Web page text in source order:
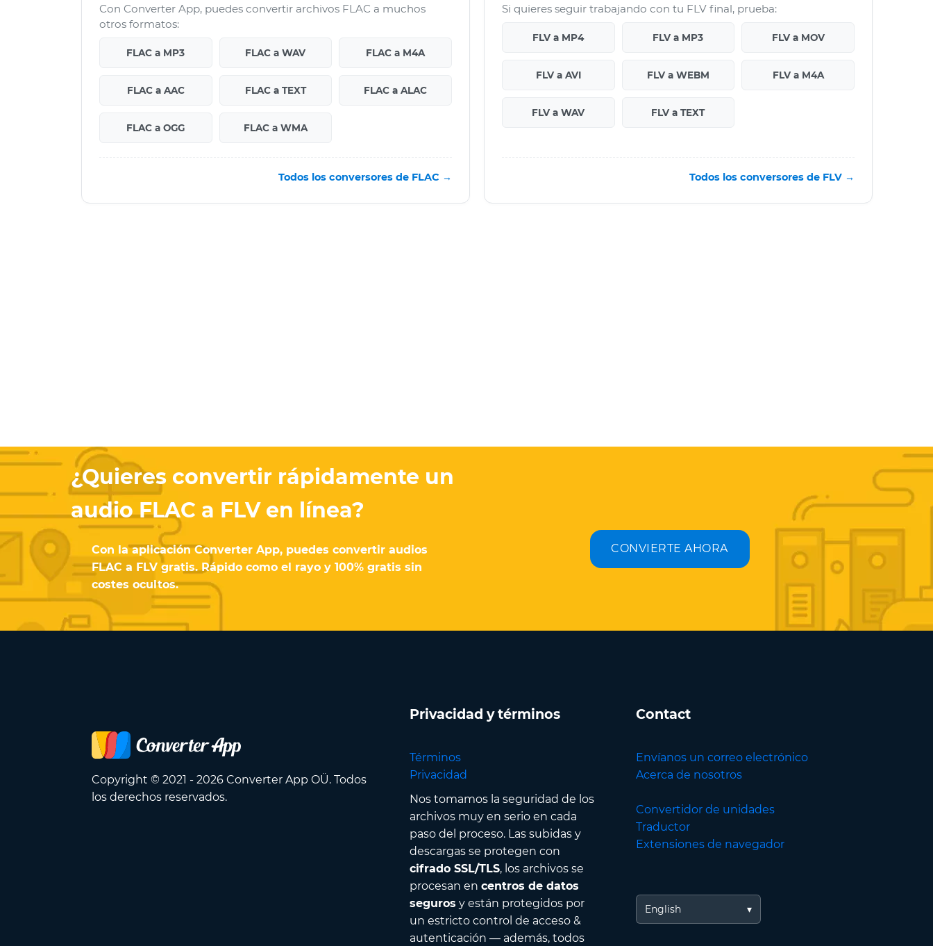
Con Converter App, puedes convertir archivos FLAC a muchos
otros formatos:
FLAC a MP3 FLAC a WAV FLAC a M4A
FLAC a AAC FLAC a TEXT FLAC a ALAC
FLAC a OGG FLAC a WMA
Todos los conversores de FLAC →
Si quieres seguir trabajando con tu FLV final, prueba:
FLV a MP4 FLV a MP3 FLV a MOV
FLV a AVI FLV a WEBM FLV a M4A
FLV a WAV FLV a TEXT
Todos los conversores de FLV →
¿Quieres convertir rápidamente un
audio FLAC a FLV en línea?
Con la aplicación Converter App, puedes convertir audios
FLAC a FLV gratis. Rápido como el rayo y 100% gratis sin
costes ocultos.
CONVIERTE AHORA
Copyright © 2021 - 2026 Converter App OÜ. Todos
los derechos reservados.
Privacidad y términos
Términos
Privacidad
Nos tomamos la seguridad de los
archivos muy en serio en cada
paso del proceso. Las subidas y
descargas se protegen con
cifrado SSL/TLS, los archivos se
procesan en centros de datos
seguros y están protegidos por
un estricto control de acceso &
autenticación — además, todos
Contact
Envíanos un correo electrónico
Acerca de nosotros
Convertidor de unidades
Traductor
Extensiones de navegador
English